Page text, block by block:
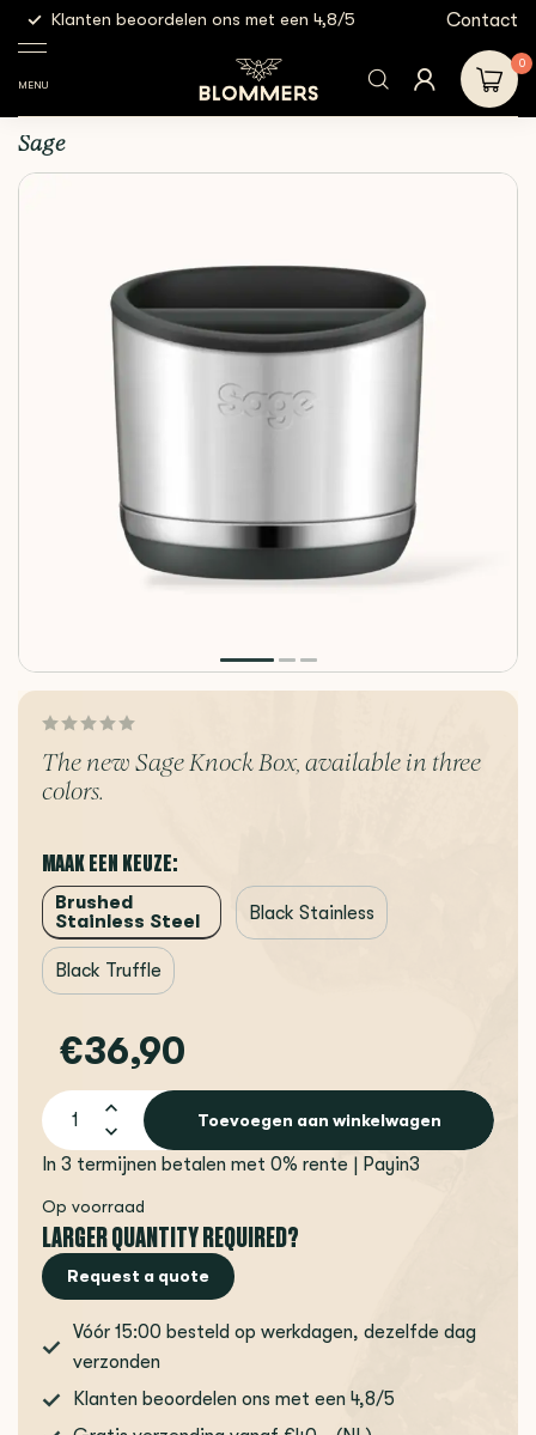
Klanten beoordelen ons met een 4,8/5 Gratis
Contact
MENU
0
Sage - The Knock
Sage - The Knock Box | 10
Sage
The new Sage Knock Box, available in three
colors.
MAAK EEN KEUZE:
Brushed
Stainless Steel
Black Stainless
Black Truffle
€36,90
Toevoegen aan winkelwagen
In 3 termijnen betalen met 0% rente | Payin3
Op voorraad
LARGER QUANTITY REQUIRED?
Request a quote
Vóór 15:00 besteld op werkdagen, dezelfde dag
verzonden
Klanten beoordelen ons met een 4,8/5